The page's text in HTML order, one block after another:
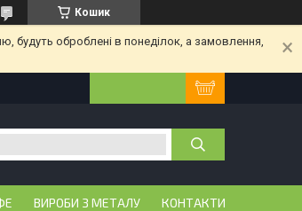
Кошик
будуть оброблені в понеділок, а замовлення,
ВИРОБИ З МЕТАЛУ КОНТАКТИ